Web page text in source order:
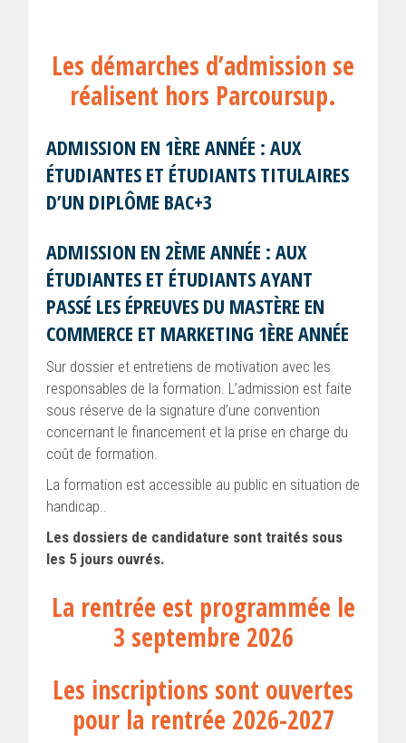
Les démarches d’admission se
réalisent hors Parcoursup.
ADMISSION EN 1ÈRE ANNÉE : AUX
ÉTUDIANTES ET ÉTUDIANTS TITULAIRES
D’UN DIPLÔME BAC+3
ADMISSION EN 2ÈME ANNÉE : AUX
ÉTUDIANTES ET ÉTUDIANTS AYANT
PASSÉ LES ÉPREUVES DU MASTÈRE EN
COMMERCE ET MARKETING 1ÈRE ANNÉE
Sur dossier et entretiens de motivation avec les
responsables de la formation. L’admission est faite
sous réserve de la signature d’une convention
concernant le financement et la prise en charge du
coût de formation.
La formation est accessible au public en situation de
handicap..
Les dossiers de candidature sont traités sous
les 5 jours ouvrés.
La rentrée est programmée le
3 septembre 2026
Les inscriptions sont ouvertes
pour la rentrée 2026-2027